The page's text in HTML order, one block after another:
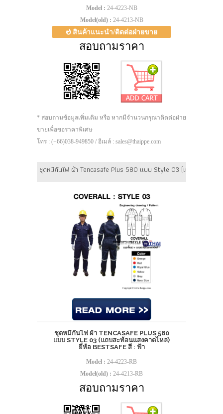
Model : 24-4223-NB
Model(old) : 24-4213-NB
สินค้าแนะนำ/ติดต่อฝ่ายขาย
สอบถามราคา
* สอบถามข้อมูลเพิ่มเติม หรือ หากมีจำนวนกรุณาติดต่อฝ่าย
ขายเพื่อขอราคาพิเศษ
โทร : (+66)038-949850 / อีเมล์ : sales@thaippe.com
ชุดหมีกันไฟ ผ้า Tencasafe Plus 580 แบบ Style 03 (แถบสะท้อนแ
ชุดหมีกันไฟ ผ้า TENCASAFE PLUS 580
แบบ STYLE 03 (แถบสะท้อนแสงคาดไหล่)
ยี่ห้อ BESTSAFE สี : ฟ้า
Model : 24-4223-RB
Model(old) : 24-4213-RB
สอบถามราคา